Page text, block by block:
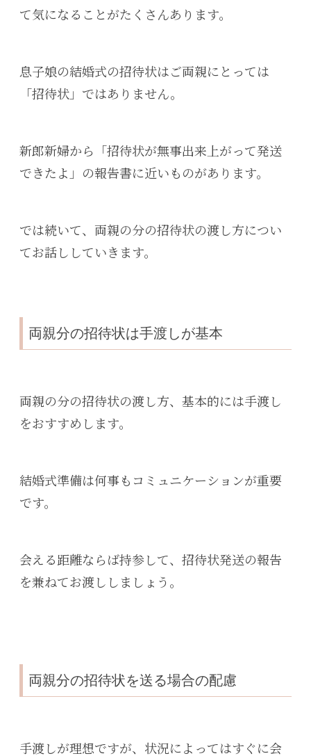
て気になることがたくさんあります。
息子娘の結婚式の招待状はご両親にとっては
「招待状」ではありません。
新郎新婦から「招待状が無事出来上がって発送
できたよ」の報告書に近いものがあります。
では続いて、両親の分の招待状の渡し方につい
てお話ししていきます。
両親分の招待状は手渡しが基本
両親の分の招待状の渡し方、基本的には手渡し
をおすすめします。
結婚式準備は何事もコミュニケーションが重要
です。
会える距離ならば持参して、招待状発送の報告
を兼ねてお渡ししましょう。
両親分の招待状を送る場合の配慮
手渡しが理想ですが、状況によってはすぐに会